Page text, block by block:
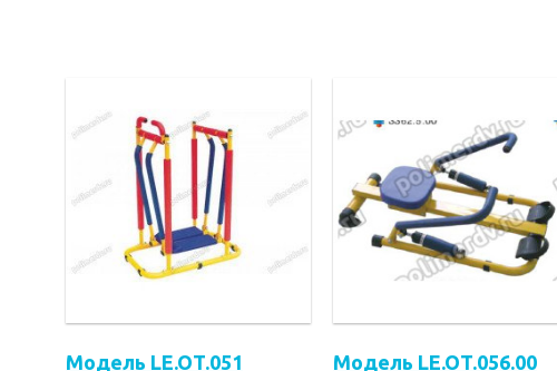
Модель LE.OT.051 Модель LE.OT.056.00